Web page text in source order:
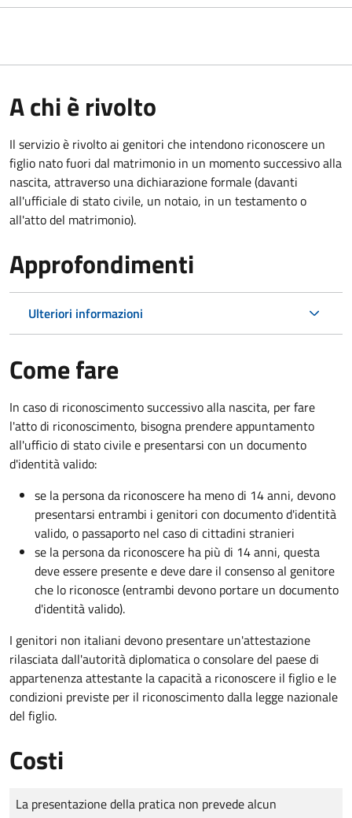
A chi è rivolto
Il servizio è rivolto ai genitori che intendono riconoscere un
figlio nato fuori dal matrimonio in un momento successivo alla
nascita, attraverso una dichiarazione formale (davanti
all'ufficiale di stato civile, un notaio, in un testamento o
all'atto del matrimonio).
Approfondimenti
Ulteriori informazioni
Come fare
In caso di riconoscimento successivo alla nascita, per fare
l'atto di riconoscimento, bisogna prendere appuntamento
all'ufficio di stato civile e presentarsi con un documento
d'identità valido:
se la persona da riconoscere ha meno di 14 anni, devono
presentarsi entrambi i genitori con documento d'identità
valido, o passaporto nel caso di cittadini stranieri
se la persona da riconoscere ha più di 14 anni, questa
deve essere presente e deve dare il consenso al genitore
che lo riconosce (entrambi devono portare un documento
d'identità valido).
I genitori non italiani devono presentare un'attestazione
rilasciata dall'autorità diplomatica o consolare del paese di
appartenenza attestante la capacità a riconoscere il figlio e le
condizioni previste per il riconoscimento dalla legge nazionale
del figlio.
Costi
Tipo di pagamento
Importo
La presentazione della pratica non prevede alcun